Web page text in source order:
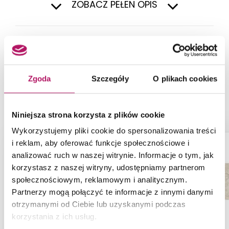
Zgoda Szczegóły O plikach cookies
Niniejsza strona korzysta z plików cookie
Wykorzystujemy pliki cookie do spersonalizowania treści
i reklam, aby oferować funkcje społecznościowe i
analizować ruch w naszej witrynie. Informacje o tym, jak
korzystasz z naszej witryny, udostępniamy partnerom
społecznościowym, reklamowym i analitycznym.
Partnerzy mogą połączyć te informacje z innymi danymi
otrzymanymi od Ciebie lub uzyskanymi podczas
korzystania z ich usług.
ZOBACZ PEŁEN OPIS
NASZE PROPOZYCJE ZAMIAST
PRODUKTU CERSANIT PS500 WHITE
ZAMÓW PRÓBKĘ -13%